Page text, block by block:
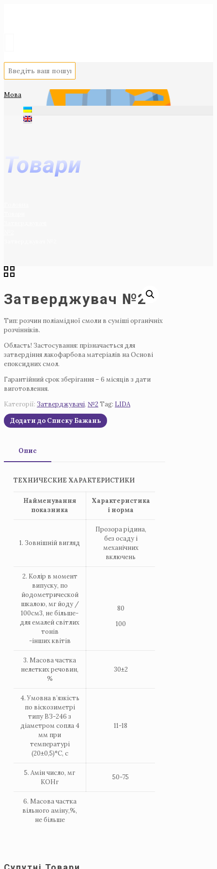
Мова
Товари
Затверджувач №2
Тип: розчин поліамідної смоли в суміші органічніх
розчінніків.
Область! Застосування: прізначається для
затвердіння лакофарбова матеріалів на Основі
епоксидних смол.
Гарантійний срок зберігання – 6 місяців з дати
виготовлення.
Категорії: Затверджувачі, №2 Tag: LIDA
Додати до Списку Бажань
Опис
ТЕХНИЧЕСКИЕ ХАРАКТЕРИСТИКИ
Найменування
показника
Характеристика
i норма
1. Зовнішній вигляд
Прозора рідина,
без осаду і
механічних
включень
2. Колір в момент
випуску, по
йодометрической
шкалою, мг йоду /
100см3, не більше-
для емалей світлих
тонів
-інших квітів
80
100
3. Масова частка
нелетких речовин,
%
30±2
4. Умовна в’язкість
по віскозиметрі
типу ВЗ-246 з
діаметром сопла 4
мм при
температурі
(20±0,5)°С, с
11-18
5. Амін число, мг
КОНг
50-75
6. Масова частка
вільного аміну,%,
не більше